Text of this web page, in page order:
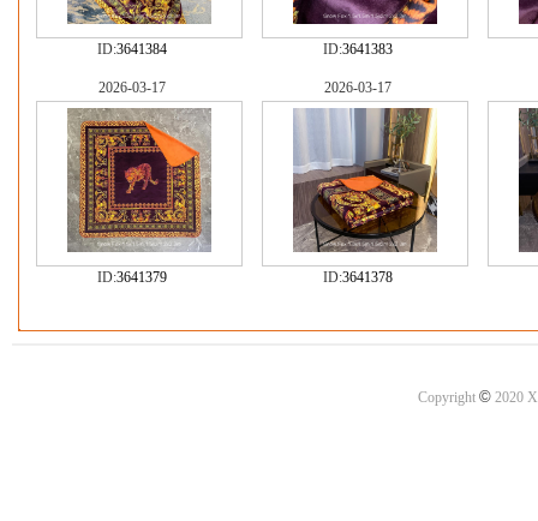
ID:3641384 ID:3641383
2026-03-17
ID:3641379
2026-03-17
ID:3641378
Copyright ©2020